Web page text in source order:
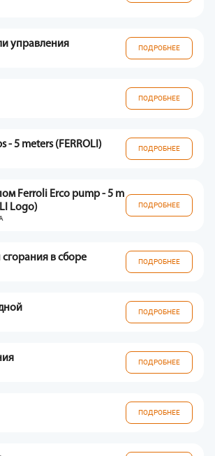
управления ПОДРОБНЕЕ
ПОДРОБНЕЕ
- 5 meters (FERROLI) ПОДРОБНЕЕ
Ferroli Erco pump - 5 m
Logo)
ПОДРОБНЕЕ
в сборе ПОДРОБНЕЕ
ПОДРОБНЕЕ
ПОДРОБНЕЕ
ПОДРОБНЕЕ